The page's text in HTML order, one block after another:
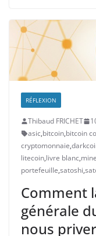
RÉFLEXION
Thibaud FRICHET
asic,bitcoin,bitcoin
cryptomonnaie,
litecoin,livre blanc,
portefeuille,satoshi,
Comment
générale
nous